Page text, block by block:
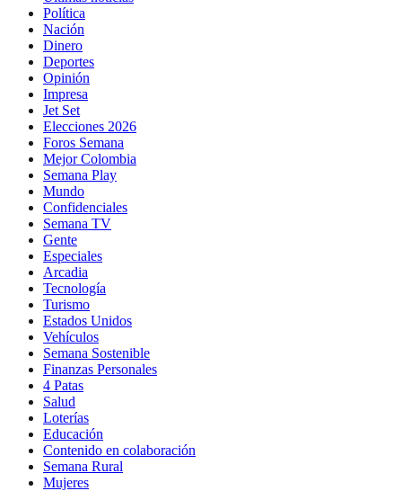
Política
Nación
Dinero
Deportes
Opinión
Impresa
Jet Set
Elecciones 2026
Foros Semana
Mejor Colombia
Semana Play
Mundo
Confidenciales
Semana TV
Gente
Especiales
Arcadia
Tecnología
Turismo
Estados Unidos
Vehículos
Semana Sostenible
Finanzas Personales
4 Patas
Salud
Loterías
Educación
Contenido en colaboración
Semana Rural
Mujeres